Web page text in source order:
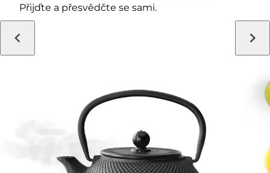
Přijďte a přesvědčte se sami.